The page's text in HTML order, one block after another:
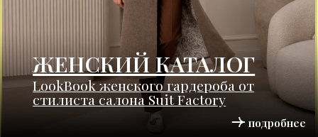
LookBook торжественного гардероба
КАТАЛОГ СМОКИНГОВ